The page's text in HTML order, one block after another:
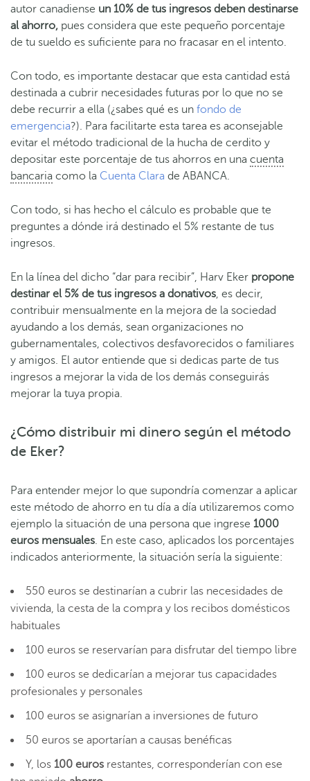
autor canadiense un 10% de tus ingresos deben destinarse
al ahorro, pues considera que este pequeño porcentaje
de tu sueldo es suficiente para no fracasar en el intento.
Con todo, es importante destacar que esta cantidad está
destinada a cubrir necesidades futuras por lo que no se
debe recurrir a ella (¿sabes qué es un fondo de
emergencia?). Para facilitarte esta tarea es aconsejable
evitar el método tradicional de la hucha de cerdito y
depositar este porcentaje de tus ahorros en una cuenta
bancaria como la Cuenta Clara de ABANCA.
Con todo, si has hecho el cálculo es probable que te
preguntes a dónde irá destinado el 5% restante de tus
ingresos.
En la línea del dicho “dar para recibir”, Harv Eker propone
destinar el 5% de tus ingresos a donativos, es decir,
contribuir mensualmente en la mejora de la sociedad
ayudando a los demás, sean organizaciones no
gubernamentales, colectivos desfavorecidos o familiares
y amigos. El autor entiende que si dedicas parte de tus
ingresos a mejorar la vida de los demás conseguirás
mejorar la tuya propia.
¿Cómo distribuir mi dinero según el método
de Eker?
Para entender mejor lo que supondría comenzar a aplicar
este método de ahorro en tu día a día utilizaremos como
ejemplo la situación de una persona que ingrese 1000
euros mensuales. En este caso, aplicados los porcentajes
indicados anteriormente, la situación sería la siguiente:
550 euros se destinarían a cubrir las necesidades de
vivienda, la cesta de la compra y los recibos domésticos
habituales
100 euros se reservarían para disfrutar del tiempo libre
100 euros se dedicarían a mejorar tus capacidades
profesionales y personales
100 euros se asignarían a inversiones de futuro
50 euros se aportarían a causas benéficas
Y, los 100 euros restantes, corresponderían con ese